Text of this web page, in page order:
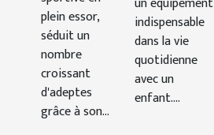
plein essor,
séduit un
nombre
croissant
d'adeptes
grâce à son...
indispensable
dans la vie
quotidienne
avec un
enfant....